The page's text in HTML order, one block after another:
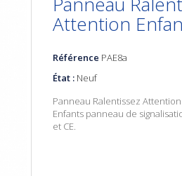
Attention
Référence PAE8a
État : Neuf
Panneau Ralentissez Attention
Enfants panneau de
et CE.